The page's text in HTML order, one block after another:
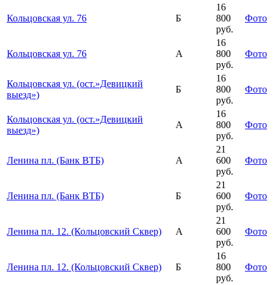
Кольцовская ул. 76 Б
16
800
руб.
Фото
Кольцовская ул. 76 А
16
800
руб.
Фото
Кольцовская ул. (ост.»Девицкий
выезд»)
Б
16
800
руб.
Фото
Кольцовская ул. (ост.»Девицкий
выезд»)
А
16
800
руб.
Фото
Ленина пл. (Банк ВТБ) А
21
600
руб.
Фото
Ленина пл. (Банк ВТБ) Б
21
600
руб.
Фото
Ленина пл. 12. (Кольцовский Сквер) А
21
600
руб.
Фото
Ленина пл. 12. (Кольцовский Сквер) Б
16
800
руб.
Фото